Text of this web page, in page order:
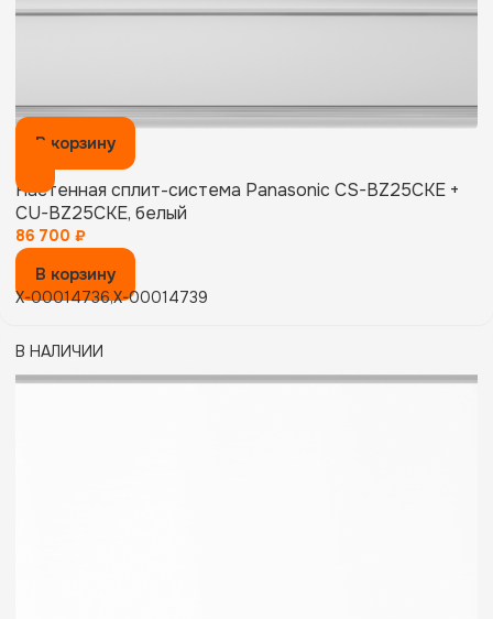
В корзину
Настенная сплит-система Panasonic CS-BZ25CKE +
CU-BZ25CKE, белый
86 700 ₽
В корзину
X-00014736,X-00014739
В НАЛИЧИИ